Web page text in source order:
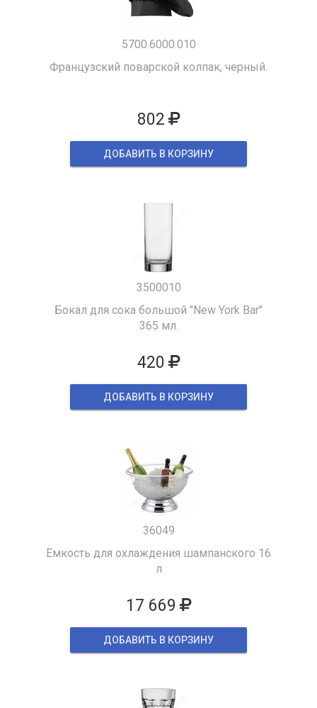
5700.6000.010
Французский поварской колпак, черный.
802
ДОБАВИТЬ В КОРЗИНУ
3500010
Бокал для сока большой "New York Bar"
365 мл.
420
ДОБАВИТЬ В КОРЗИНУ
36049
Емкость для охлаждения шампанского 16
л
17 669
ДОБАВИТЬ В КОРЗИНУ